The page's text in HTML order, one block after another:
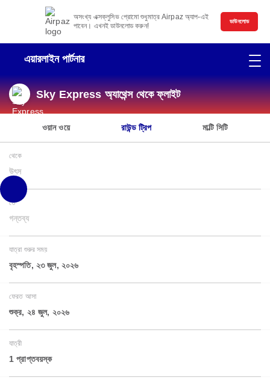
অসংখ্য এক্সক্লুসিভ প্রোমো শুধুমাত্র Airpaz অ্যাপ-এই
পাবেন। এখনই ডাউনলোড করুন!
ডাউনলোড
এয়ারলাইন পার্টনার
Sky Express অ্যাথেন্স থেকে ফ্লাইট
ওয়ান ওয়ে রাউন্ড ট্রিপ মাল্টি সিটি
থেকে
উৎস
তে
গন্তব্য
যাত্রা শুরুর সময়
বৃহস্পতি, ২৩ জুল, ২০২৬
ফেরত আসা
শুক্র, ২৪ জুল, ২০২৬
যাত্রী
1 প্রাপ্তবয়স্ক